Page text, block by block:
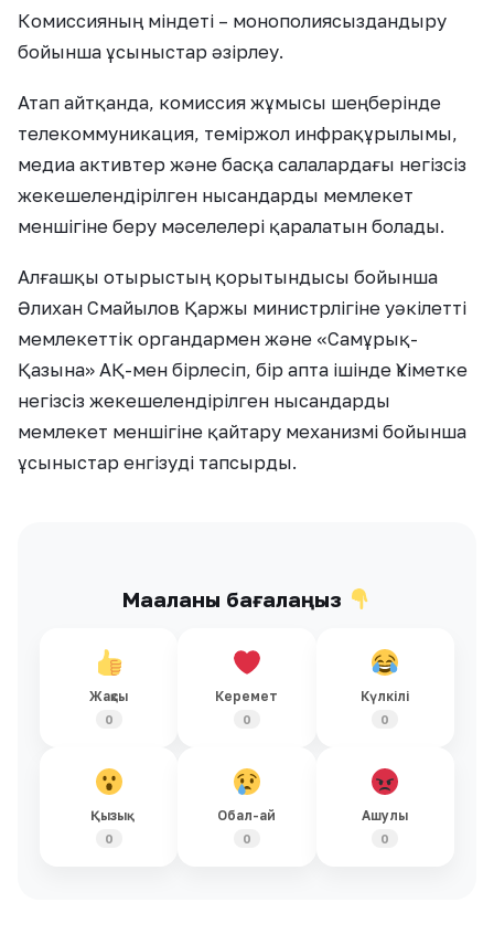
Комиссияның міндеті – монополиясыздандыру
бойынша ұсыныстар әзірлеу.
Атап айтқанда, комиссия жұмысы шеңберінде
телекоммуникация, теміржол инфрақұрылымы,
медиа активтер және басқа салалардағы негізсіз
жекешелендірілген нысандарды мемлекет
меншігіне беру мәселелері қаралатын болады.
Алғашқы отырыстың қорытындысы бойынша
Әлихан Смайылов Қаржы министрлігіне уәкілетті
мемлекеттік органдармен және «Самұрық-
Қазына» АҚ-мен бірлесіп, бір апта ішінде Үкіметке
негізсіз жекешелендірілген нысандарды
мемлекет меншігіне қайтару механизмі бойынша
ұсыныстар енгізуді тапсырды.
Мақаланы бағалаңыз
Жақсы
0
Керемет
0
Күлкілі
0
Қызық
0
Обал-ай
0
Ашулы
0